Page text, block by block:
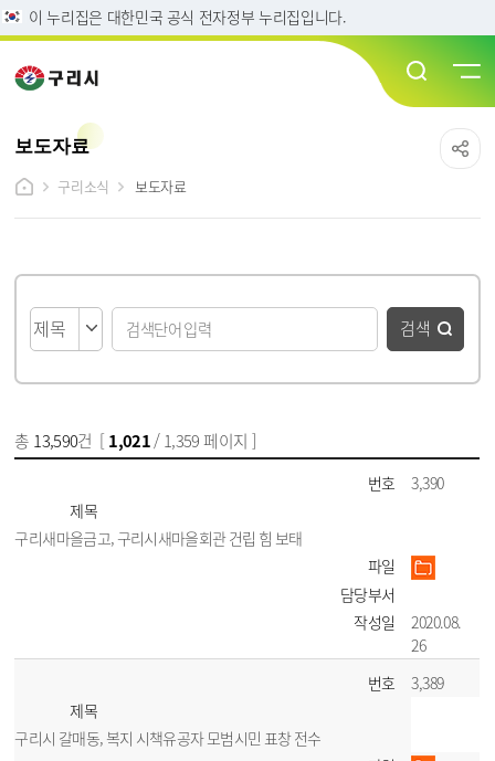
이 누리집은 대한민국 공식 전자정부 누리집입니다.
보도자료
구리소식
보도자료
검색
총 13,590건 [ 1,021/ 1,359 페이지 ]
번호
3,390
제목
구리새마을금고, 구리시새마을회관 건립 힘 보태
파일
담당부서
작성일
2020.08.
26
번호
3,389
제목
구리시 갈매동, 복지 시책유공자 모범시민 표창 전수